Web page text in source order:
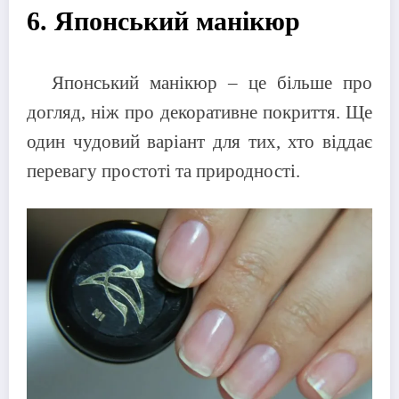
6. Японський манікюр
Японський манікюр – це більше про
догляд, ніж про декоративне покриття. Ще
один чудовий варіант для тих, хто віддає
перевагу простоті та природності.